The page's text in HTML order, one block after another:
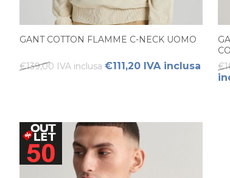
GANT COTTON FLAMME C-NECK UOMO
€139,00 IVA inclusa €111,20 IVA inclusa